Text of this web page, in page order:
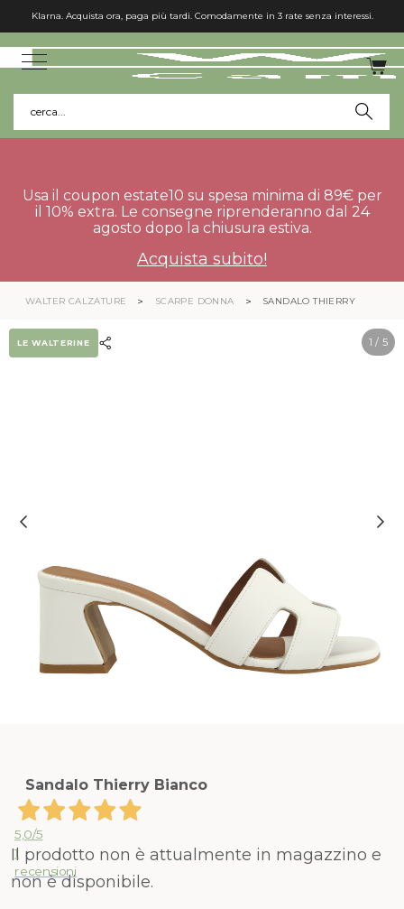
Klarna. Acquista ora, paga più tardi. Comodamente in 3 rate senza interessi.
cerca...
Usa il coupon estate10 su spesa minima di 89€ per
il 10% extra. Le consegne riprenderanno dal 24
agosto dopo la chiusura estiva.
Acquista subito!
WALTER CALZATURE SCARPE DONNA SANDALO THIERRY
1 / 5
LE WALTERINE
Sandalo Thierry Bianco
5,0/5
1
recensioni
Il prodotto non è attualmente in magazzino e
non è disponibile.